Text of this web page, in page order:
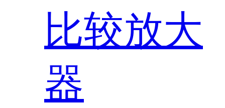
比较放大
器